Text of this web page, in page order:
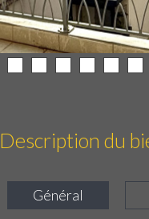
Description du
Général